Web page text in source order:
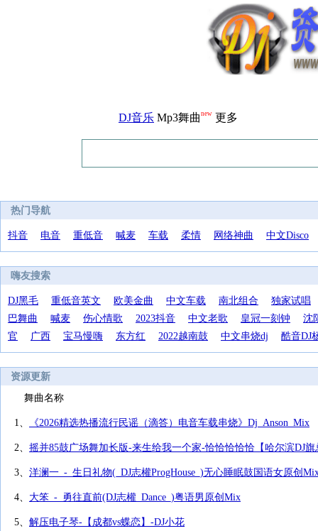
DJ音乐 Mp3舞曲 new 更多
热门导航
抖音 电音 重低音 喊麦 车载 柔情 网络神曲 中文Disco
嗨友搜索
DJ黑毛 重低音英文 欧美金曲 中文车载 南北组合
独家试唱
巴舞曲
喊麦 伤心情歌 2023抖音 中文老歌 皇冠一刻钟
沈
官
广西 宝马慢嗨 东方红 2022越南鼓 中文串烧dj 酷音DJ
资源更新
舞曲名称
1、 《2026精选热播流行民谣（滴答）电音车载串烧》Dj_Anson_Mix
2、 摇并85鼓广场舞加长版-来生给我一个家-恰恰恰恰恰【哈尔滨DJ
3、 洋澜一_-_生日礼物(_DJ志權ProgHouse_)无心睡眠鼓国语女原创
4、 大笨_-_勇往直前(DJ志權_Dance_)粤语男原创Mix
5、 解压电子琴-【成都vs蝶恋】-DJ小花